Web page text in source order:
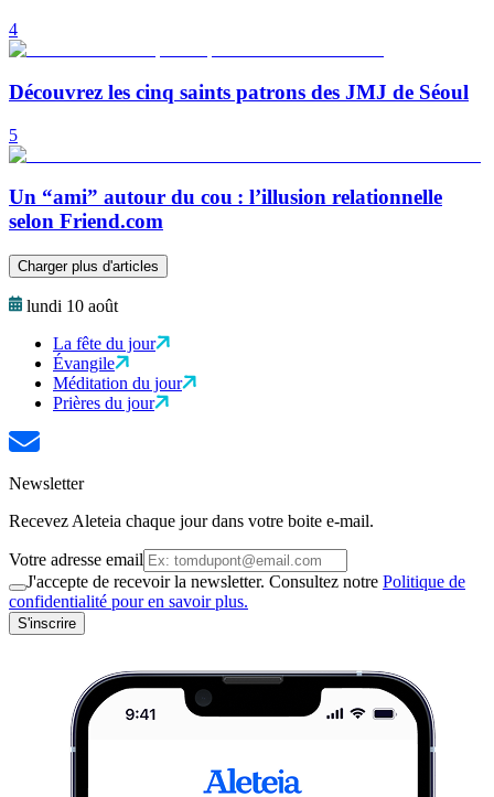
4
Découvrez les cinq saints patrons des JMJ de Séoul
5
Un “ami” autour du cou : l’illusion relationnelle
selon Friend.com
Charger plus d'articles
lundi 10 août
La fête du jour
Évangile
Méditation du jour
Prières du jour
Newsletter
Recevez Aleteia chaque jour dans votre boite e-mail.
Votre adresse email
J'accepte de recevoir la newsletter. Consultez notre Politique de
confidentialité pour en savoir plus.
S'inscrire